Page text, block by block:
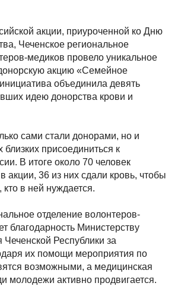
акции, приуроченной ко Дню
Чеченское региональное
медиков провело уникальное
акцию «Семейное
объединила девять
идею донорства крови и
сами стали донорами, но и
близких присоединиться к
В итоге около 70 человек
акции, 36 из них сдали кровь, чтобы
кто в ней нуждается.
отделение волонтеров-
благодарность Министерству
Республики за
их помощи мероприятия по
возможными, а медицинская
молодежи активно продвигается.